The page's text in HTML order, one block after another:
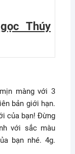
Thúy
màng với 3
bản giới hạn.
của bạn! Đừng
với sắc màu
bạn nhé. 4g.